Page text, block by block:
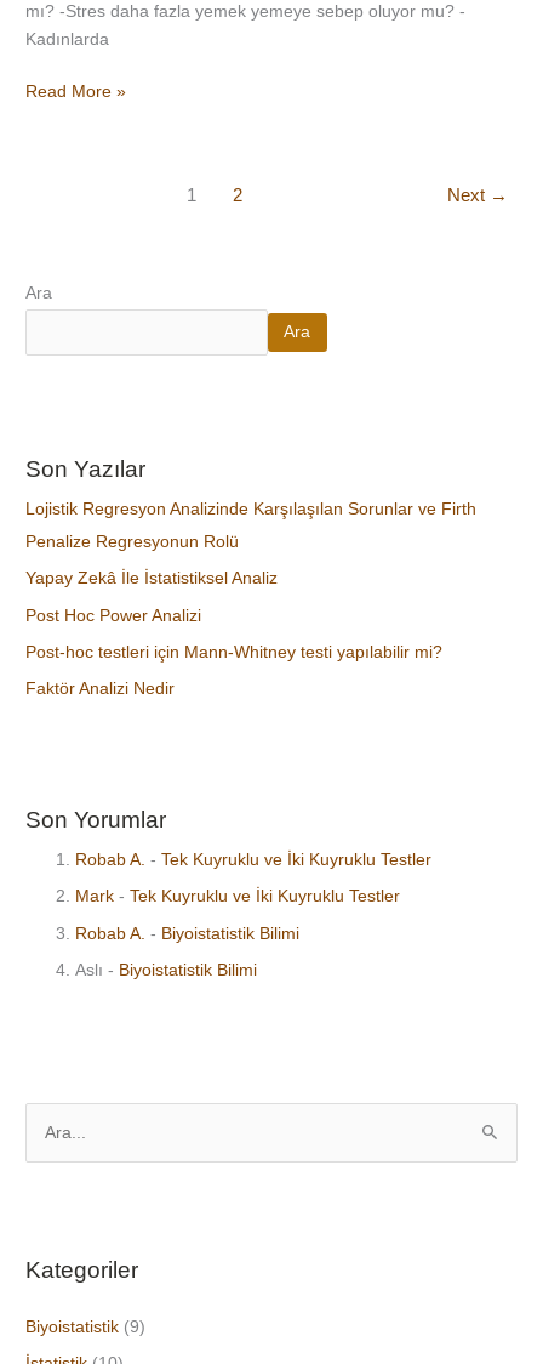
mı? -Stres daha fazla yemek yemeye sebep oluyor mu? -
Kadınlarda
Read More »
1 2 Next →
Ara
Ara
Son Yazılar
Lojistik Regresyon Analizinde Karşılaşılan Sorunlar ve Firth
Penalize Regresyonun Rolü
Yapay Zekâ İle İstatistiksel Analiz
Post Hoc Power Analizi
Post-hoc testleri için Mann-Whitney testi yapılabilir mi?
Faktör Analizi Nedir
Son Yorumlar
Robab A. -Tek Kuyruklu ve İki Kuyruklu Testler
Mark -Tek Kuyruklu ve İki Kuyruklu Testler
Robab A. - Biyoistatistik Bilimi
Aslı - Biyoistatistik Bilimi
c
f
Kategoriler
Biyoistatistik (9)